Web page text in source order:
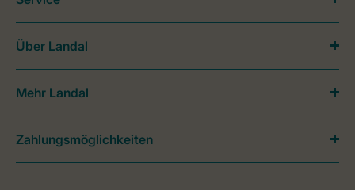
Über Landal
Mehr Landal
Zahlungsmöglichkeiten